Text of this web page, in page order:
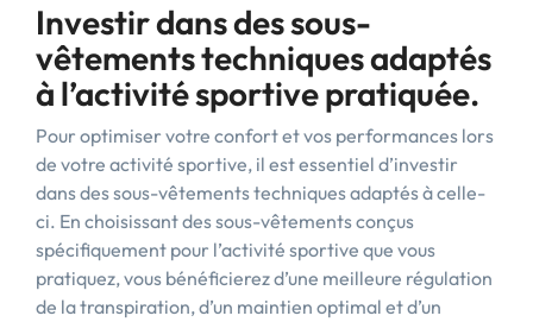
Investir dans des sous-
vêtements techniques adaptés
à l’activité sportive pratiquée.
Pour optimiser votre confort et vos performances lors
de votre activité sportive, il est essentiel d’investir
dans des sous-vêtements techniques adaptés à celle-
ci. En choisissant des sous-vêtements conçus
spécifiquement pour l’activité sportive que vous
pratiquez, vous bénéficierez d’une meilleure régulation
de la transpiration, d’un maintien optimal et d’un